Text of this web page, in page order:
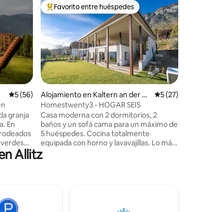
Calificación promedio: 5 de 5, 56 reseñas
5 (56)
granja
En
le
de la
no solo
Favorito entre huéspedes preferido
Favorito entre huéspedes
Alojamiento en Kaltern an der W
einstraße
Calificación
5 (27)
Homestwenty3 - HOGAR SEIS
Casa moderna con 2 dormitorios, 2
baños y un sofá cama para un máximo de
5 huéspedes. Cocina totalmente
equipada con horno y lavavajillas. Lo más
destacado: jacuzzi con vistas a la
montaña, 2 televisores vía satélite, wifi
estación de carga gratuita para autos
Allitz